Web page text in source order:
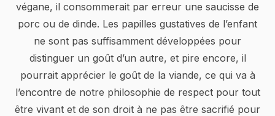
végane, il consommerait par erreur une saucisse de
porc ou de dinde. Les papilles gustatives de l’enfant
ne sont pas suffisamment développées pour
distinguer un goût d’un autre, et pire encore, il
pourrait apprécier le goût de la viande, ce qui va à
l’encontre de notre philosophie de respect pour tout
être vivant et de son droit à ne pas être sacrifié pour